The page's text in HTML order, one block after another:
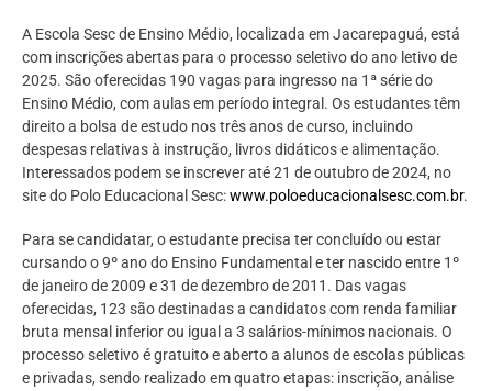
A Escola Sesc de Ensino Médio, localizada em Jacarepaguá, está
com inscrições abertas para o processo seletivo do ano letivo de
2025. São oferecidas 190 vagas para ingresso na 1ª série do
Ensino Médio, com aulas em período integral. Os estudantes têm
direito a bolsa de estudo nos três anos de curso, incluindo
despesas relativas à instrução, livros didáticos e alimentação.
Interessados podem se inscrever até 21 de outubro de 2024, no
site do Polo Educacional Sesc:www.poloeducacionalsesc.com.br.
Para se candidatar, o estudante precisa ter concluído ou estar
cursando o 9º ano do Ensino Fundamental e ter nascido entre 1º
de janeiro de 2009 e 31 de dezembro de 2011. Das vagas
oferecidas, 123 são destinadas a candidatos com renda familiar
bruta mensal inferior ou igual a 3 salários-mínimos nacionais. O
processo seletivo é gratuito e aberto a alunos de escolas públicas
e privadas, sendo realizado em quatro etapas: inscrição, análise